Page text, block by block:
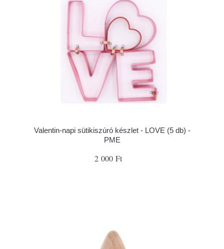
Valentin-napi sütikiszúró készlet - LOVE (5 db) -
PME
2 000 Ft